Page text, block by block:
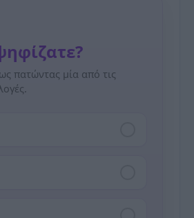
πατώντας μία από τις